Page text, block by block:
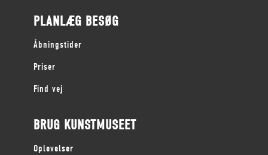
PLANLÆG BESØG
Åbningstider
Priser
Find vej
BRUG KUNSTMUSEET
Oplevelser